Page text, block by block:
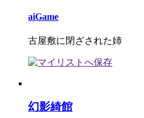
aiGame
古屋敷に閉ざされた姉
幻影綺館